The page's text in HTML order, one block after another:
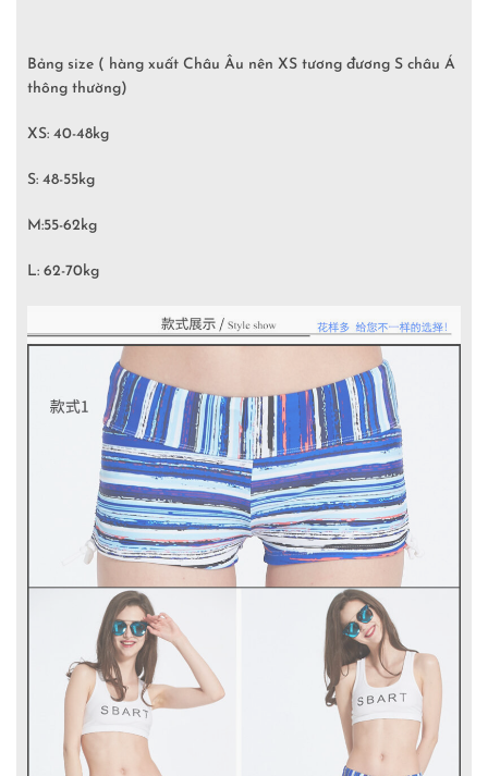
Bảng size ( hàng xuất Châu Âu nên XS tương đương S châu Á
thông thường)
XS: 40-48kg
S: 48-55kg
M:55-62kg
L: 62-70kg